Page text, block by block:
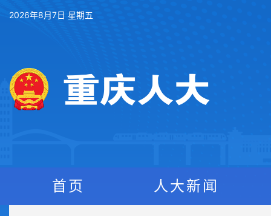
2026年8月7日 星期五
首页 人大新闻